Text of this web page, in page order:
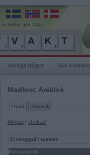
av berlioz gav 140p
Vanliga frågor Sök medlem
Medlem: Areklok
Profil Statistik
Allmän | Utökad
Ej inloggad i spelrum
Personprofil